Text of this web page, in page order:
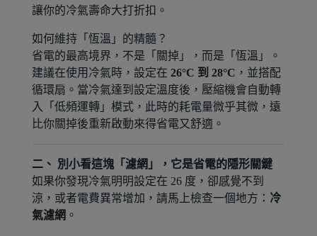
讓你的冷氣壽命大打折扣。
如何維持「恆溫」的精髓？
省電的最高境界，不是「關掉」，而是「恆溫」。
建議在使用冷氣時，設定在 26°C 到 28°C ，並搭配
循環扇。當冷氣達到設定溫度後，壓縮機會自動轉
入「低頻運轉」模式，此時的耗電量微乎其微，遠
比你關掉後重新啟動來得省電又舒適。
二、 別小看這塊「濾網」，它是省電的隱形關鍵
如果你發現冷氣明明設定在 26 度，卻感覺不到
涼，或者電費異常增加，請馬上檢查一個地方： 冷
氣濾網 。